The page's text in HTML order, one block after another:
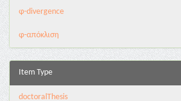
φ-divergence
φ-απόκλιση
Item Type
doctoralThesis